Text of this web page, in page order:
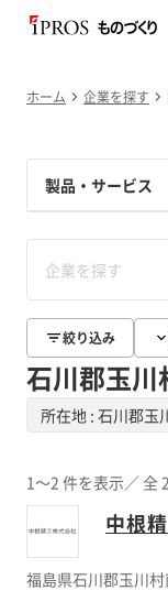
ホーム 企業を探す
製品・サービス
石川郡玉川
所在地 : 石川郡玉
1～2 件を表示／ 全
中根
福島県石川郡玉川
絞り込み